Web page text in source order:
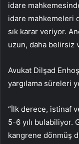
idare
idare mahkemeleri
sık karar veriyor.
uzun, daha belirsiz
Avukat Dilşad
yargılama süreleri
“İlk derece, istinaf
5-6 yılı bulabiliyor.
kangrene dönmüş